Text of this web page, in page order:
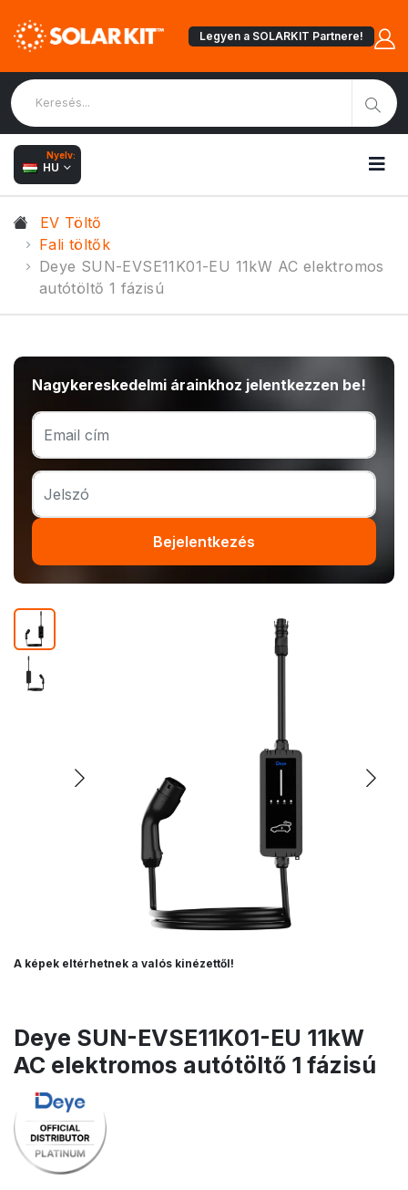
Legyen a SOLARKIT Partnere!
Nyelv:
HU
EV Töltő
Fali töltők
Deye SUN-EVSE11K01-EU 11kW AC elektromos
autótöltő 1 fázisú
Nagykereskedelmi árainkhoz jelentkezzen be!
Bejelentkezés
A képek eltérhetnek a valós kinézettől!
Deye SUN-EVSE11K01-EU 11kW
AC elektromos autótöltő 1 fázisú